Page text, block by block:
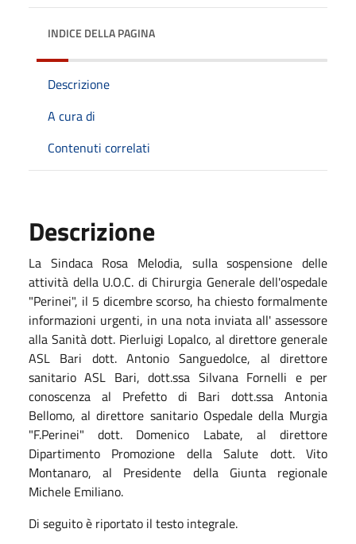
INDICE DELLA PAGINA
Descrizione
A cura di
Contenuti correlati
Descrizione
La Sindaca Rosa Melodia, sulla sospensione delle
attività della U.O.C. di Chirurgia Generale dell'ospedale
"Perinei", il 5 dicembre scorso, ha chiesto formalmente
informazioni urgenti, in una nota inviata all' assessore
alla Sanità dott. Pierluigi Lopalco, al direttore generale
ASL Bari dott. Antonio Sanguedolce, al direttore
sanitario ASL Bari, dott.ssa Silvana Fornelli e per
conoscenza al Prefetto di Bari dott.ssa Antonia
Bellomo, al direttore sanitario Ospedale della Murgia
"F.Perinei" dott. Domenico Labate, al direttore
Dipartimento Promozione della Salute dott. Vito
Montanaro, al Presidente della Giunta regionale
Michele Emiliano.
Di seguito è riportato il testo integrale.